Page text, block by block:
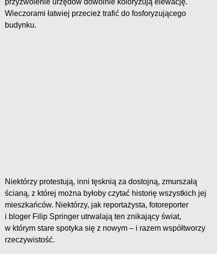
przyzwolenie urzędów dowolnie koloryzują elewację.
Wieczorami łatwiej przecież trafić do fosforyzującego
budynku.
Niektórzy protestują, inni tęsknią za dostojną, zmurszałą
ścianą, z której można byłoby czytać historię wszystkich jej
mieszkańców. Niektórzy, jak reportażysta, fotoreporter
i bloger Filip Springer utrwalają ten znikający świat,
w którym stare spotyka się z nowym – i razem współtworzy
rzeczywistość.